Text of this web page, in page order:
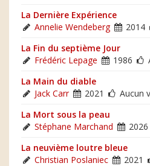
La Dernière Expérience
Annelie Wendeberg
2014
La Fin du septième Jour
Frédéric Lepage
1986
La Main du diable
Jack Carr
2021
Aucun
La Mort sous la peau
Stéphane Marchand
2026
La neuvième loutre bleue
Christian Poslaniec
2021